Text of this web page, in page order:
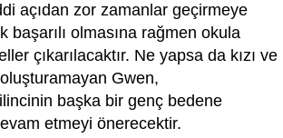
açıdan zor zamanlar geçirmeye
başarılı olmasına rağmen okula
çıkarılacaktır. Ne yapsa da kızı ve
Gwen,
başka bir genç bedene
etmeyi önerecektir.